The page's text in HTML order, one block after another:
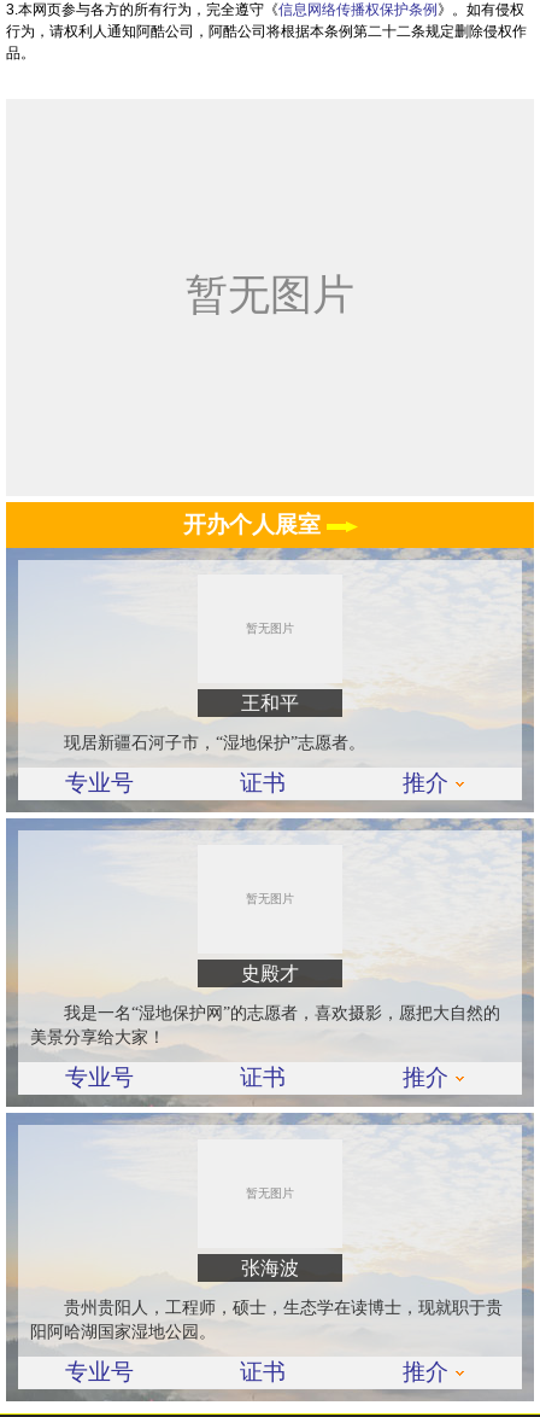
3.本网页参与各方的所有行为，完全遵守《信息网络传播权保护条例 》。如有侵权
行为，请权利人通知阿酷公司，阿酷公司将根据本条例第二十二条规定删除侵权作
品。
开办个人展室
王和平
现居新疆石河子市，“湿地保护”志愿者。
专业号 证书 推介
史殿才
我是一名“湿地保护网”的志愿者，喜欢摄影，愿把大自然的
美景分享给大家！
专业号 证书 推介
张海波
贵州贵阳人，工程师，硕士，生态学在读博士，现就职于贵
阳阿哈湖国家湿地公园。
专业号 证书 推介